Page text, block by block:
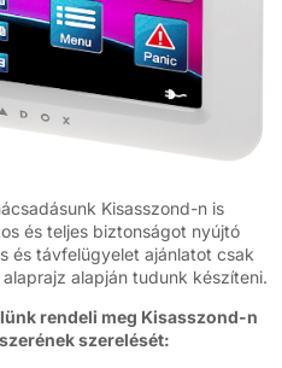
Kisasszond-n is
és teljes biztonságot nyújtó
és távfelügyelet ajánlatot csak
alapján tudunk készíteni.
rendeli meg Kisasszond-n
szerelését: